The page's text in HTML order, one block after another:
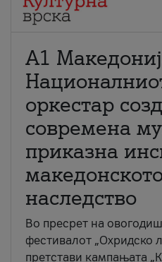
А1
оркестар
современа
приказна
наследство
Во пресрет на
фестивалот „Охридско
претстави кампањата